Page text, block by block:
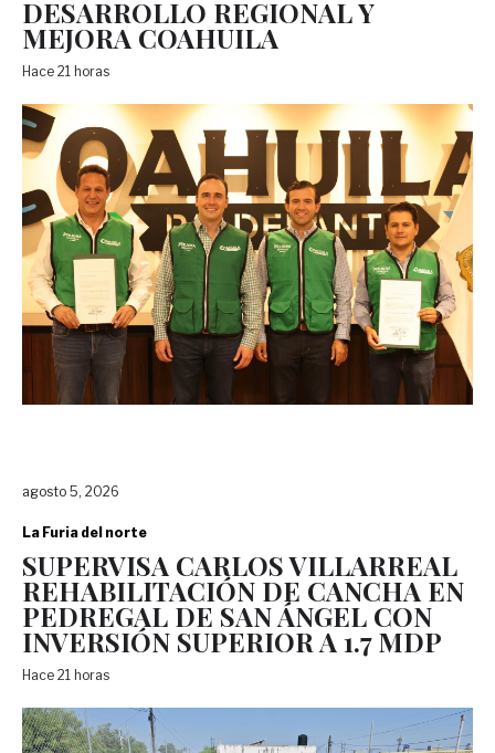
DESARROLLO REGIONAL Y
MEJORA COAHUILA
Hace 21 horas
agosto 5, 2026
La Furia del norte
SUPERVISA CARLOS VILLARREAL
REHABILITACIÓN DE CANCHA EN
PEDREGAL DE SAN ÁNGEL CON
INVERSIÓN SUPERIOR A 1.7 MDP
Hace 21 horas